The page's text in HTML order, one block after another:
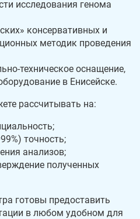
исследования генома
консервативных и
методик проведения
техническое оснащение,
в Енисейске.
рассчитывать на:
точность;
анализов;
полученных
готовы предоставить
в любом удобном для